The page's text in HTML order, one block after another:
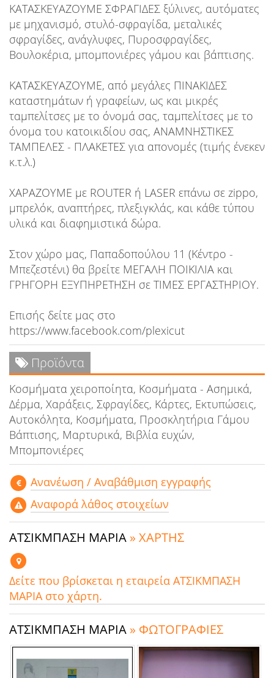
ΚΑΤΑΣΚΕΥAΖΟΥΜΕ ΣΦΡΑΓΙΔΕΣ ξύλινες, αυτόματες
με μηχανισμό, στυλό-σφραγίδα, μεταλικές
σφραγίδες, ανάγλυφες, Πυροσφραγίδες,
Βουλοκέρια, μπομπονιέρες γάμου και βάπτισης.
ΚΑΤΑΣΚΕΥΑΖΟΥΜΕ, από μεγάλες ΠΙΝΑΚΙΔΕΣ
καταστημάτων ή γραφείων, ως και μικρές
ταμπελίτσες με το όνομά σας, ταμπελίτσες με το
όνομα του κατοικιδίου σας, ΑΝΑΜΝΗΣΤΙΚΕΣ
ΤΑΜΠΕΛΕΣ - ΠΛΑΚΕΤΕΣ για απονομές (τιμής ένεκεν
κ.τ.λ.)
ΧΑΡΑΖΟΥΜΕ με ROUTER ή LASER επάνω σε zippo,
μπρελόκ, αναπτήρες, πλεξιγκλάς, και κάθε τύπου
υλικά και διαφημιστικά δώρα.
Στον χώρο μας, Παπαδοπούλου 11 (Κέντρο -
Μπεζεστένι) θα βρείτε ΜΕΓΑΛΗ ΠΟΙΚΙΛΙΑ και
ΓΡΗΓΟΡΗ ΕΞΥΠΗΡΕΤΗΣΗ σε ΤΙΜΕΣ ΕΡΓΑΣΤΗΡΙΟΥ.
Επισής δείτε μας στο
https://www.facebook.com/plexicut
Προϊόντα
Κοσμήματα χειροποίητα, Κοσμήματα - Ασημικά,
Δέρμα, Χαράξεις, Σφραγίδες, Κάρτες, Εκτυπώσεις,
Αυτοκόλητα, Κοσμήματα, Προσκλητήρια Γάμου
Βάπτισης, Μαρτυρικά, Βιβλία ευχών,
Μπομπονιέρες
Aνανέωση / Αναβάθμιση εγγραφής
Αναφορά λάθος στοιχείων
ΑΤΣΙΚΜΠΑΣΗ ΜΑΡΙΑ » ΧΑΡΤΗΣ
Δείτε που βρίσκεται η εταιρεία ΑΤΣΙΚΜΠΑΣΗ
ΜΑΡΙΑ στο χάρτη.
ΑΤΣΙΚΜΠΑΣΗ ΜΑΡΙΑ » ΦΩΤΟΓΡΑΦΙΕΣ